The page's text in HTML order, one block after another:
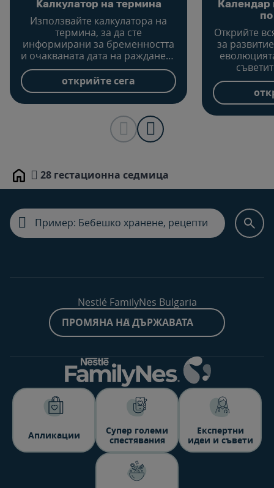
Kалкулатор на термина
Използвайте калкулатора на
термина, за да сте
информирани за бременността
и очакваната дата на раждането
и да научите какво трябва да
планирате за бъдещото си
бебе.
открийте сега
Календар
Открийте
за
щастлива
Home 28 гестационна седмица
Nestlé FamilyNes Bulgaria
ПРОМЯНА НА ДЪРЖАВАТА
Aпликации
Супер големи
спестявания
Експертни
идеи и съвети